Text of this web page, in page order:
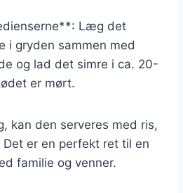
Læg det
i gryden sammen med
og lad det simre i ca. 20-
er mørt.
kan den serveres med ris,
er en perfekt ret til en
familie og venner.